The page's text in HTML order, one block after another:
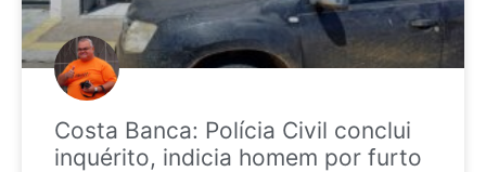
Costa Banca: Polícia Civil conclui
inquérito, indicia homem por furto